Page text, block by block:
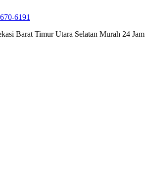
6191
Barat Timur Utara Selatan Murah 24 Jam